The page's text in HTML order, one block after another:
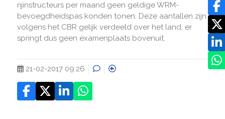
rijinstructeurs per maand geen geldige WRM-
bevoegdheidspas konden tonen. Deze aantallen zijn
volgens het CBR gelijk verdeeld over het land, er
springt dus geen examenplaats bovenuit.
21-02-2017 09:26